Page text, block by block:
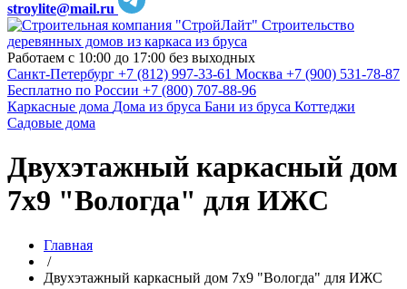
stroylite@mail.ru
Строительство
деревянных домов из каркаса из бруса
Работаем с 10:00 до 17:00 без выходных
Санкт-Петербург +7 (812) 997-33-61 Москва +7 (900) 531-78-87
Бесплатно по России +7 (800) 707-88-96
Каркасные дома Дома из бруса Бани из бруса Коттеджи
Садовые дома
Двухэтажный каркасный дом
7х9 "Вологда" для ИЖС
Главная
/
Двухэтажный каркасный дом 7х9 "Вологда" для ИЖС